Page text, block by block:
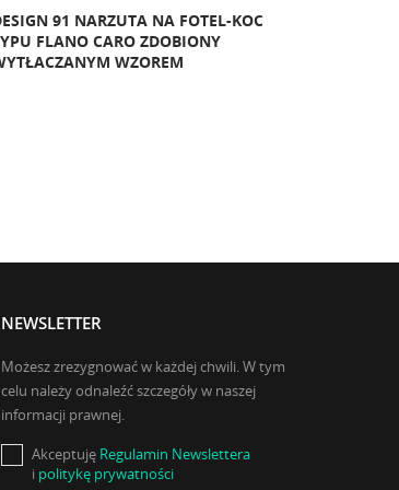
91 NARZUTA NA FOTEL-KOC
FLANO CARO ZDOBIONY
WZOREM
NEWSLETTER
Możesz zrezygnować w każdej chwili. W tym
celu należy odnaleźć szczegóły w naszej
informacji prawnej.
Akceptuję Regulamin Newslettera
i politykę prywatności